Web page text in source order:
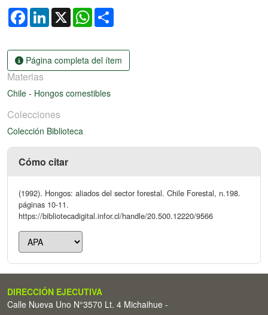
FacebookLinkedIn
X WhatsApp
Página completa del ítem
Materias
Chile - Hongos comestibles
Colecciones
Colección Biblioteca
Cómo citar
(1992). Hongos: aliados del sector forestal. Chile Forestal, n.198.
páginas 10-11.
https://bibliotecadigital.infor.cl/handle/20.500.12220/9566
DIRECCIÓN EJECUTIVA
Calle Nueva Uno N°3570 Lt. 4 Michaihue -